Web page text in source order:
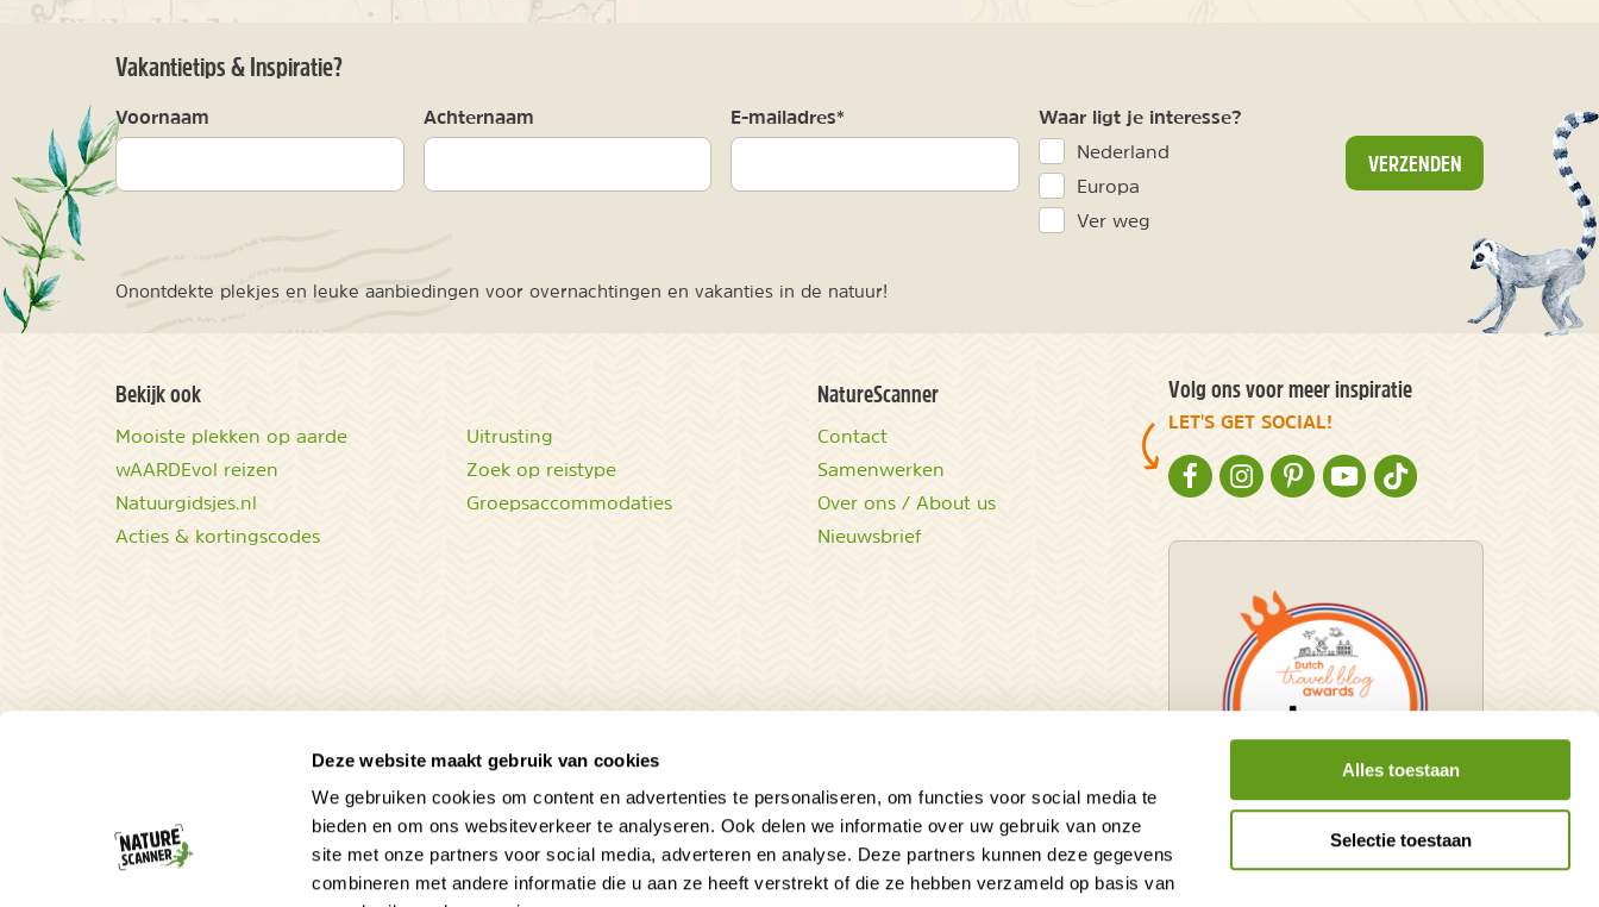
Deze website maakt gebruik van cookies
We gebruiken cookies om content en advertenties te personaliseren, om functies voor social media te
bieden en om ons websiteverkeer te analyseren. Ook delen we informatie over uw gebruik van onze
site met onze partners voor social media, adverteren en analyse. Deze partners kunnen deze gegevens
combineren met andere informatie die u aan ze heeft verstrekt of die ze hebben verzameld op basis van
Alles toestaan
Selectie toestaan
Vakantietips & Inspiratie?
Voornaam Achternaam E-mailadres* Waar ligt je interesse?
Nederland
Europa
Ver weg
VERZENDEN
Onontdekte plekjes en leuke aanbiedingen voor overnachtingen en vakanties in de natuur!
Bekijk ook
Mooiste plekken op aarde
wAARDEvol reizen
Natuurgidsjes.nl
Acties & kortingscodes
Uitrusting
Zoek op reistype
Groepsaccommodaties
NatureScanner
Contact
Samenwerken
Over ons / About us
Nieuwsbrief
Volg ons voor meer inspiratie
LET'S GET SOCIAL!
NATURESCANNER OP FACEBOOK
NATURESCANNER OP INSTAGRAM
NATURESCANNER OP PINTEREST
NATURESCANNER OP YOUTUBE
NATURESCANNER OP